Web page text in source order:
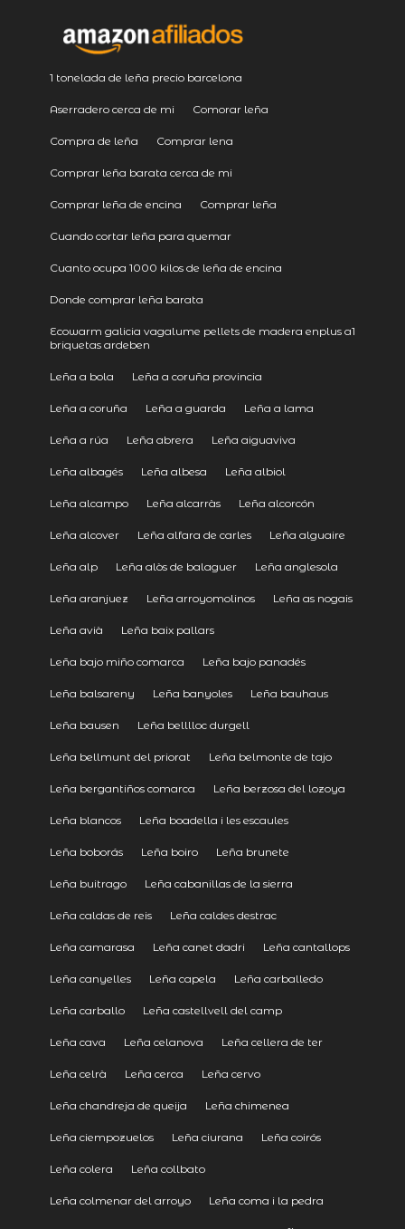
1 tonelada de leña precio barcelona
Aserradero cerca de mi Comorar leña
Compra de leña Comprar lena
Comprar leña barata cerca de mi
Comprar leña de encina Comprar leña
Cuando cortar leña para quemar
Cuanto ocupa 1000 kilos de leña de encina
Donde comprar leña barata
Ecowarm galicia vagalume pellets de madera enplus a1
briquetas ardeben
Leña a bola Leña a coruña provincia
Leña a coruña Leña a guarda Leña a lama
Leña a rúa Leña abrera Leña aiguaviva
Leña albagés Leña albesa Leña albiol
Leña alcampo Leña alcarràs Leña alcorcón
Leña alcover Leña alfara de carles Leña alguaire
Leña alp Leña alòs de balaguer Leña anglesola
Leña aranjuez Leña arroyomolinos Leña as nogais
Leña avià Leña baix pallars
Leña bajo miño comarca Leña bajo panadés
Leña balsareny Leña banyoles Leña bauhaus
Leña bausen Leña belllloc durgell
Leña bellmunt del priorat Leña belmonte de tajo
Leña bergantiños comarca Leña berzosa del lozoya
Leña blancos Leña boadella i les escaules
Leña boborás Leña boiro Leña brunete
Leña buitrago Leña cabanillas de la sierra
Leña caldas de reis Leña caldes destrac
Leña camarasa Leña canet dadri Leña cantallops
Leña canyelles Leña capela Leña carballedo
Leña carballo Leña castellvell del camp
Leña cava Leña celanova Leña cellera de ter
Leña celrà Leña cerca Leña cervo
Leña chandreja de queija Leña chimenea
Leña ciempozuelos Leña ciurana Leña coirós
Leña colera Leña collbato
Leña colmenar del arroyo Leña coma i la pedra